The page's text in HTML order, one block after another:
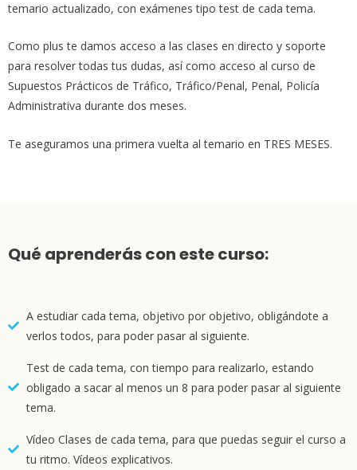
temario actualizado, con exámenes tipo test de cada tema.
Como plus te damos acceso a las clases en directo y soporte
para resolver todas tus dudas, así como acceso al curso de
Supuestos Prácticos de Tráfico, Tráfico/Penal, Penal, Policía
Administrativa durante dos meses.
Te aseguramos una primera vuelta al temario en TRES MESES.
Qué aprenderás con este curso:
A estudiar cada tema, objetivo por objetivo, obligándote a
verlos todos, para poder pasar al siguiente.
Test de cada tema, con tiempo para realizarlo, estando
obligado a sacar al menos un 8 para poder pasar al siguiente
tema.
Vídeo Clases de cada tema, para que puedas seguir el curso a
tu ritmo. Vídeos explicativos.